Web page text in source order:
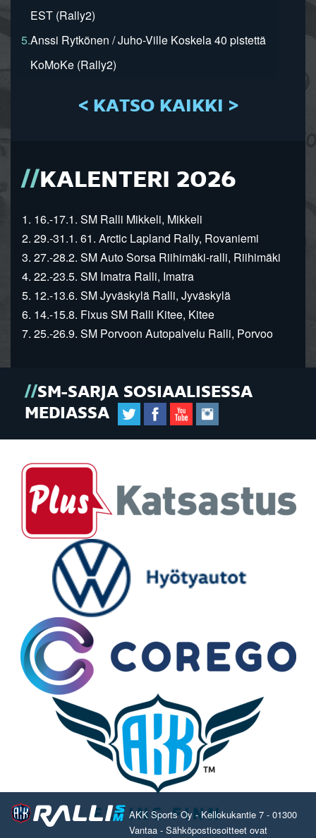
EST (Rally2)
5.Anssi Rytkönen / Juho-Ville Koskela 40 pistettä
KoMoKe (Rally2)
< KATSO KAIKKI >
KALENTERI 2026
1. 16.-17.1. SM Ralli Mikkeli, Mikkeli
2. 29.-31.1. 61. Arctic Lapland Rally, Rovaniemi
3. 27.-28.2. SM Auto Sorsa Riihimäki-ralli, Riihimäki
4. 22.-23.5. SM Imatra Ralli, Imatra
5. 12.-13.6. SM Jyväskylä Ralli, Jyväskylä
6. 14.-15.8. Fixus SM Ralli Kitee, Kitee
7. 25.-26.9. SM Porvoon Autopalvelu Ralli, Porvoo
SM-SARJA SOSIAALISESSA
MEDIASSA
AKK Sports Oy - Kellokukantie 7 - 01300
Vantaa - Sähköpostiosoitteet ovat